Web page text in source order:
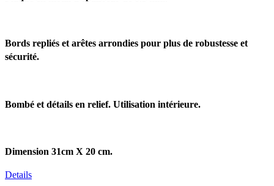
Bords repliés et arêtes arrondies pour plus de robustesse et
sécurité.
Bombé et détails en relief. Utilisation intérieure.
Dimension 31cm X 20 cm.
Details